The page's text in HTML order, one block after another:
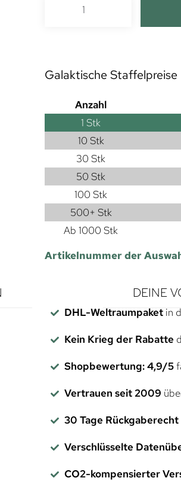
Galaktische Staffelpreise
Anzahl
1 Stk
10 Stk
30 Stk
50 Stk
100 Stk
500+ Stk
Ab 1000 Stk
Artikelnummer der
DEINE
DHL-Weltraumpaketin
Kein Krieg der Rabatte
Shopbewertung: 4,9/5
Vertrauen seit 2009
30 Tage Rückgaberecht
Verschlüsselte
CO2-kompensierter